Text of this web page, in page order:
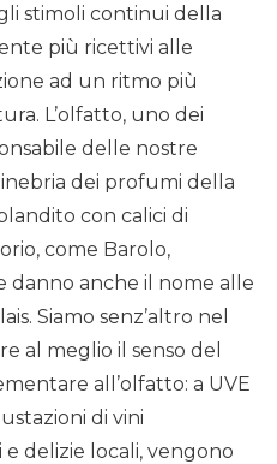
stimoli continui della
più ricettivi alle
ad un ritmo più
L’olfatto, uno dei
delle nostre
dei profumi della
con calici di
come Barolo,
danno anche il nome alle
Siamo senz’altro nel
al meglio il senso del
all’olfatto: a UVE
di vini
delizie locali, vengono